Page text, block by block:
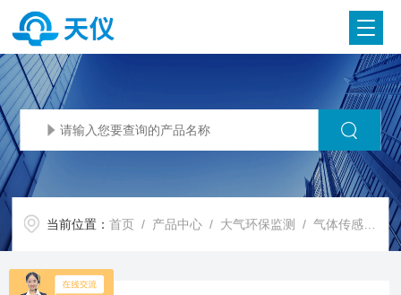
当前位置：首页 / 产品中心 / 大气环保监测 /气体传感器 /